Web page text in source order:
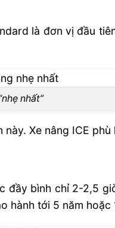
là đơn vị đầu
nhất”
Xe nâng ICE
đầy bình chỉ 2-2,5
hành tới 5 năm